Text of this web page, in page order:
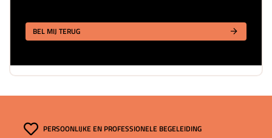
BEL MIJ TERUG
PERSOONLIJKE EN PROFESSIONELE BEGELEIDING